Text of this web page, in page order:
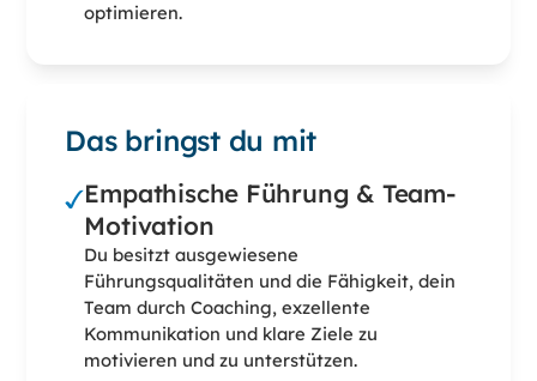
optimieren.
Das bringst du mit
Empathische Führung & Team-
Motivation
Du besitzt ausgewiesene
Führungsqualitäten und die Fähigkeit, dein
Team durch Coaching, exzellente
Kommunikation und klare Ziele zu
motivieren und zu unterstützen.